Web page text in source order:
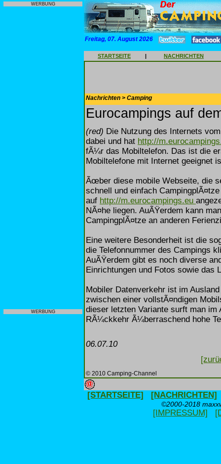
WERBUNG
WERBUNG
Freitag, 07. August 2026
STARTSEITE | NACHRICHTEN
Nachrichten > Camping
Eurocampings auf
(red) Die Nutzung des Internets
dabei und hat http://
fÃ¼r das Mobiltelefon. Das ist die
Mobiltelefone mit Internet geeignet
Ãœber diese mobile Webseite, die
schnell und einfach
auf http://m.eurocampings.eu
NÃ¤he liegen. AuÃŸerdem kann
CampingplÃ¤tze an anderen
Eine weitere Besonderheit ist die
die Telefonnummer des Campings
AuÃŸerdem gibt es noch diverse
Einrichtungen und Fotos sowie das
Mobiler Datenverkehr ist im
zwischen einer vollstÃ¤ndigen
dieser letzten Variante surft man
RÃ¼ckkehr Ã¼berraschend hohe
06.07.10
© 2010 Camping-Channel
[STARTSEITE] [NACHRICHTEN]
©2000-2018
[IMPRESSUM]